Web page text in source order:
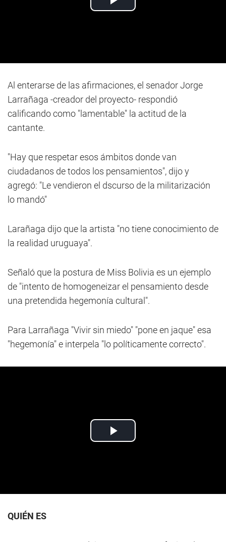
Al enterarse de las afirmaciones, el senador Jorge
Larrañaga -creador del proyecto- respondió
calificando como "lamentable" la actitud de la
cantante.
"Hay que respetar esos ámbitos donde van
ciudadanos de todos los pensamientos", dijo y
agregó: "Le vendieron el dscurso de la militarización
lo mandó"
Larañaga dijo que la artista "no tiene conocimiento de
la realidad uruguaya".
Señaló que la postura de Miss Bolivia es un ejemplo
de "intento de homogeneizar el pensamiento desde
una pretendida hegemonía cultural".
Para Larrañaga "Vivir sin miedo" "pone en jaque" esa
"hegemonía" e interpela "lo políticamente correcto".
QUIÉN ES